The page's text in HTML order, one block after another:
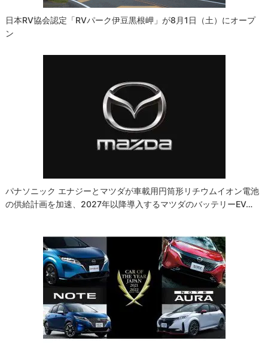
日本RV協会認定「RVパーク伊豆黒根岬」が8月1日（土）にオープ
ン
パナソニック エナジーとマツダが車載用円筒形リチウムイオン電池
の供給計画を加速、2027年以降導入するマツダのバッテリーEV…